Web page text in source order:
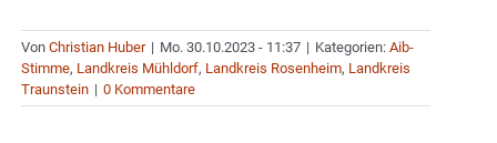
Von Christian Huber | Mo. 30.10.2023 - 11:37 | Kategorien: Aib-
Stimme, Landkreis Mühldorf, Landkreis Rosenheim, Landkreis
Traunstein | 0 Kommentare